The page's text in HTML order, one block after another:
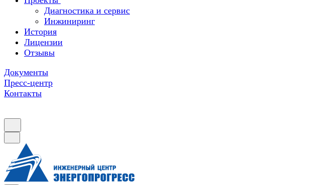
Диагностика и сервис
Инжиниринг
История
Лицензии
Отзывы
Документы
Пресс-центр
Контакты